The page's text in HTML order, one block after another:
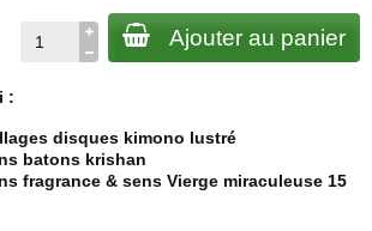
Ajouter au panier
:
disques kimono lustré
batons krishan
fragrance & sens Vierge miraculeuse 15